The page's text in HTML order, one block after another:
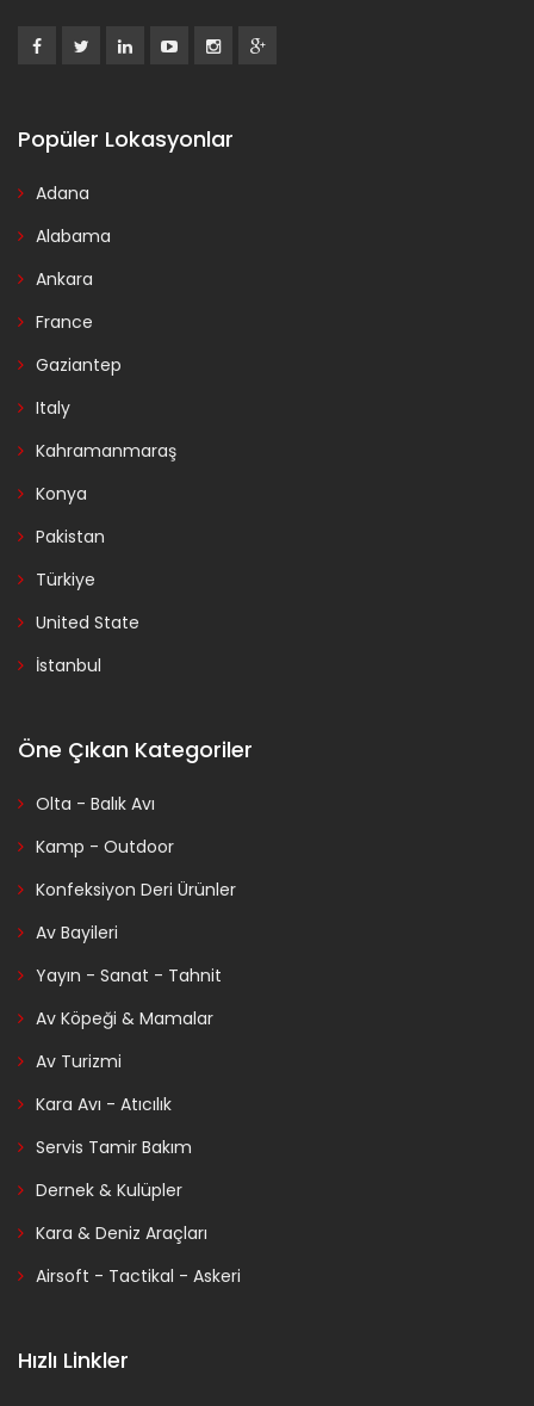
Popüler Lokasyonlar
Adana
Alabama
Ankara
France
Gaziantep
Italy
Kahramanmaraş
Konya
Pakistan
Türkiye
United State
İstanbul
Öne Çıkan Kategoriler
Olta - Balık Avı
Kamp - Outdoor
Konfeksiyon Deri Ürünler
Av Bayileri
Yayın - Sanat - Tahnit
Av Köpeği & Mamalar
Av Turizmi
Kara Avı - Atıcılık
Servis Tamir Bakım
Dernek & Kulüpler
Kara & Deniz Araçları
Airsoft - Tactikal - Askeri
Hızlı Linkler